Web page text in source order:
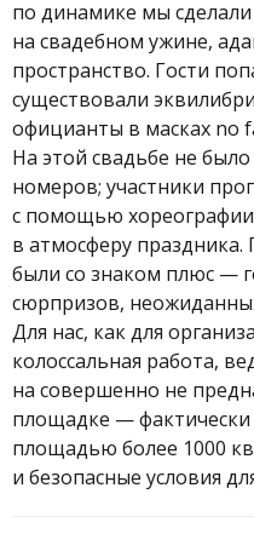
по динамике мы сделали
на свадебном ужине,
пространство. Гости
существовали
официанты в масках no
На этой свадьбе не
номеров; участники
с помощью хореографии
в атмосферу
были со знаком плюс —
сюрпризов,
Для нас, как для
колоссальная работа,
на совершенно не
площадке —
площадью более 1000
и безопасные условия